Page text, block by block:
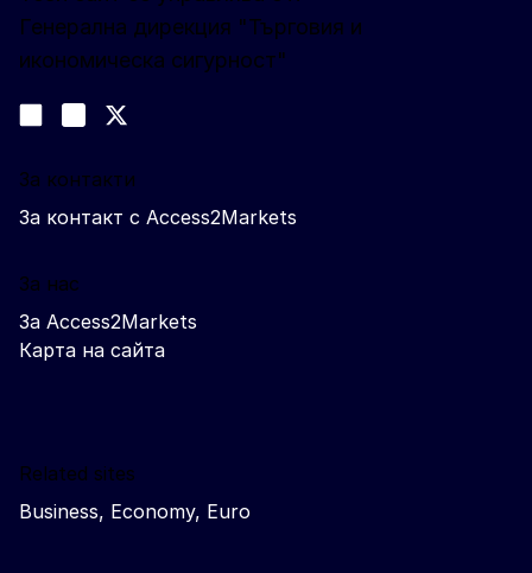
Генерална дирекция "Търговия и
икономическа сигурност"
Join us on LinkedIn
Trade-Off podcast
За контакти
За контакт с Access2Markets
За нас
За Access2Markets
Карта на сайта
Related sites
Business, Economy, Euro